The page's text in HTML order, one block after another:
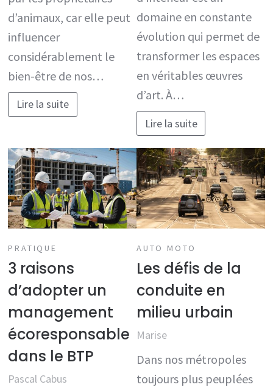
d’animaux, car elle peut
influencer
considérablement le
bien-être de nos…
Lire la suite
domaine en constante
évolution qui permet de
transformer les espaces
en véritables œuvres
d’art. À…
Lire la suite
PRATIQUE
3 raisons
d’adopter un
management
écoresponsable
dans le BTP
Pascal Cabus
AUTO MOTO
Les défis de la
conduite en
milieu urbain
Marise
Dans nos métropoles
toujours plus peuplées